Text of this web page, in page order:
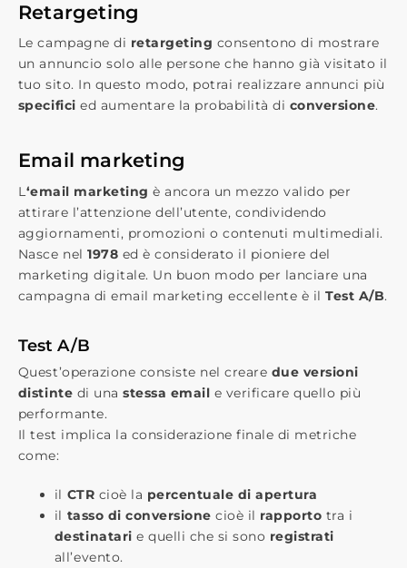
Retargeting
Le campagne di ​retargeting​ consentono di mostrare
un annuncio solo alle persone che hanno già visitato il
tuo sito. In questo modo, potrai realizzare annunci più
specifici​ ed aumentare la probabilità di conversione​.
Email marketing
L ‘​email marketing ​ è ancora un mezzo valido per
attirare l’attenzione dell’utente, condividendo
aggiornamenti, promozioni o contenuti multimediali.
Nasce nel​1978 ​ ed è considerato il pioniere del
marketing digitale. Un buon modo per lanciare una
campagna di email marketing eccellente è il ​Test A/B​.
Test A/B
Quest’operazione consiste nel creare ​ due versioni
distinte ​ di una stessa email ​e verificare quello più
performante.
Il test implica la considerazione finale di metriche
come:
il ​CTR ​ cioè la ​ percentuale di apertura
il ​tasso di conversione ​ cioè il ​rapporto tra i
destinatari​ e quelli che si sono ​registrati​
all’evento.